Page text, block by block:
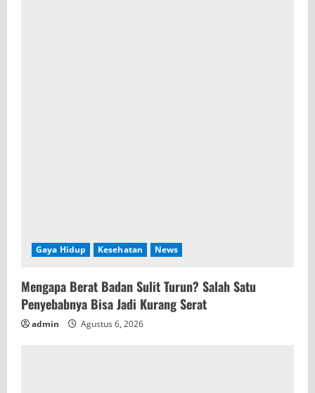
Gaya Hidup Kesehatan News
Mengapa Berat Badan Sulit Turun? Salah Satu
Penyebabnya Bisa Jadi Kurang Serat
admin Agustus 6, 2026